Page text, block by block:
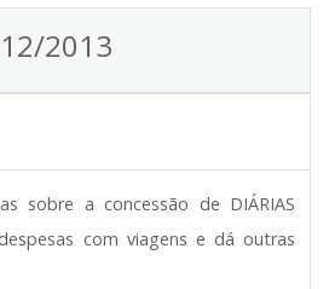
2013
sobre a concessão de DIÁRIAS
com viagens e dá outras